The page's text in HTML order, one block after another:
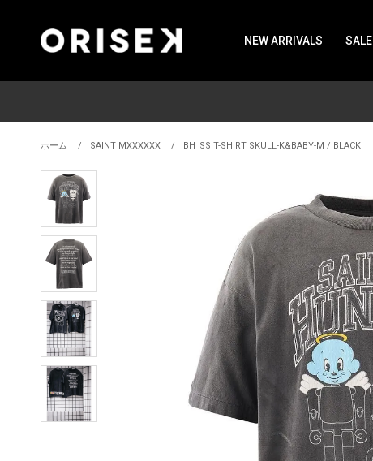
NEW ARRIVALS SALE
ホーム SAINT MXXXXXX BH_SS T-SHIRT SKULL-K&BABY-M / BLACK